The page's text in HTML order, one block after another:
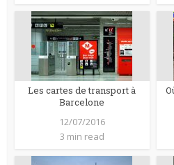
Les cartes de transport à
Barcelone
12/07/2016
3 min read